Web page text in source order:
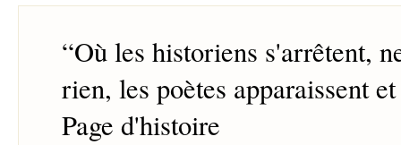
“Où les historiens s'arrêtent,
rien, les poètes apparaissent
Page d'histoire